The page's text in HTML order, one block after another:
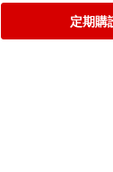
定期購